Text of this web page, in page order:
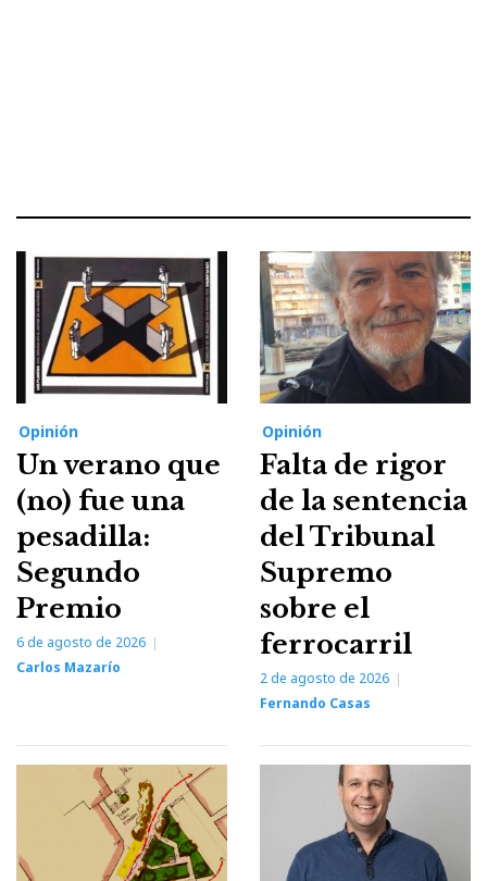
Opinión
Un verano que
(no) fue una
pesadilla:
Segundo
Premio
6 de agosto de 2026
Carlos Mazarío
Opinión
Falta de rigor
de la sentencia
del Tribunal
Supremo
sobre el
ferrocarril
2 de agosto de 2026
Fernando Casas